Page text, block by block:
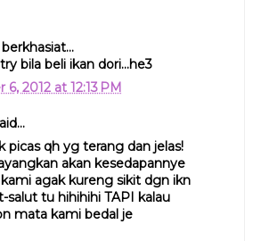
bila beli ikan dori...he3
2012 at 12:13 PM
picas qh yg terang dan jelas!
akan kesedapannye
agak kureng sikit dgn ikn
salut tu hihihihi TAPI kalau
mata kami bedal je